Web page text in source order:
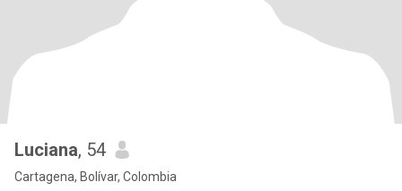
Luciana, 54
Cartagena, Bolívar, Colombia